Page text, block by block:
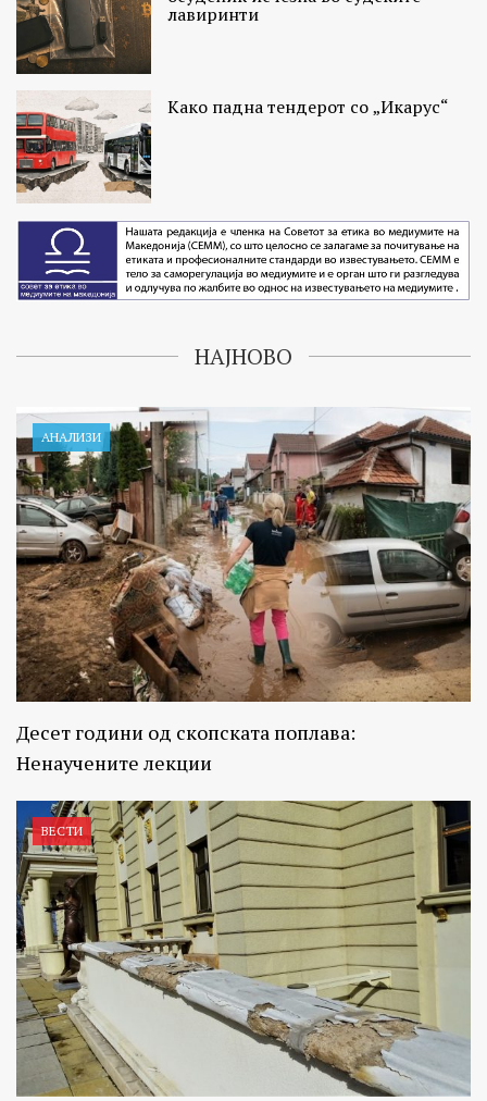
лавиринти
Како падна тендерот со „Икарус“
НАЈНОВО
АНАЛИЗИ
Десет години од скопската поплава:
Ненаучените лекции
ВЕСТИ